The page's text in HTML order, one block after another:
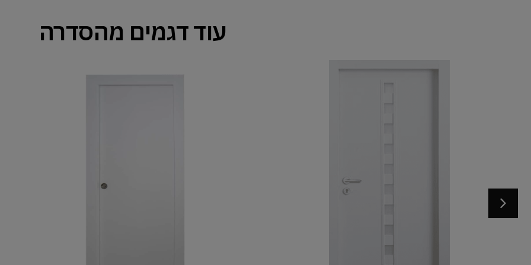
עוד דגמים מהסדרה